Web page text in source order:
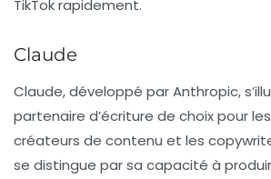
TikTok rapidement.
Claude
Claude, développé par Anthropic,
partenaire d’écriture de choix pour les
créateurs de contenu et les
se distingue par sa capacité à